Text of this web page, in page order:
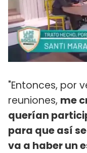
"Entonces, por
reuniones, me
querían
para que así
va a haber un